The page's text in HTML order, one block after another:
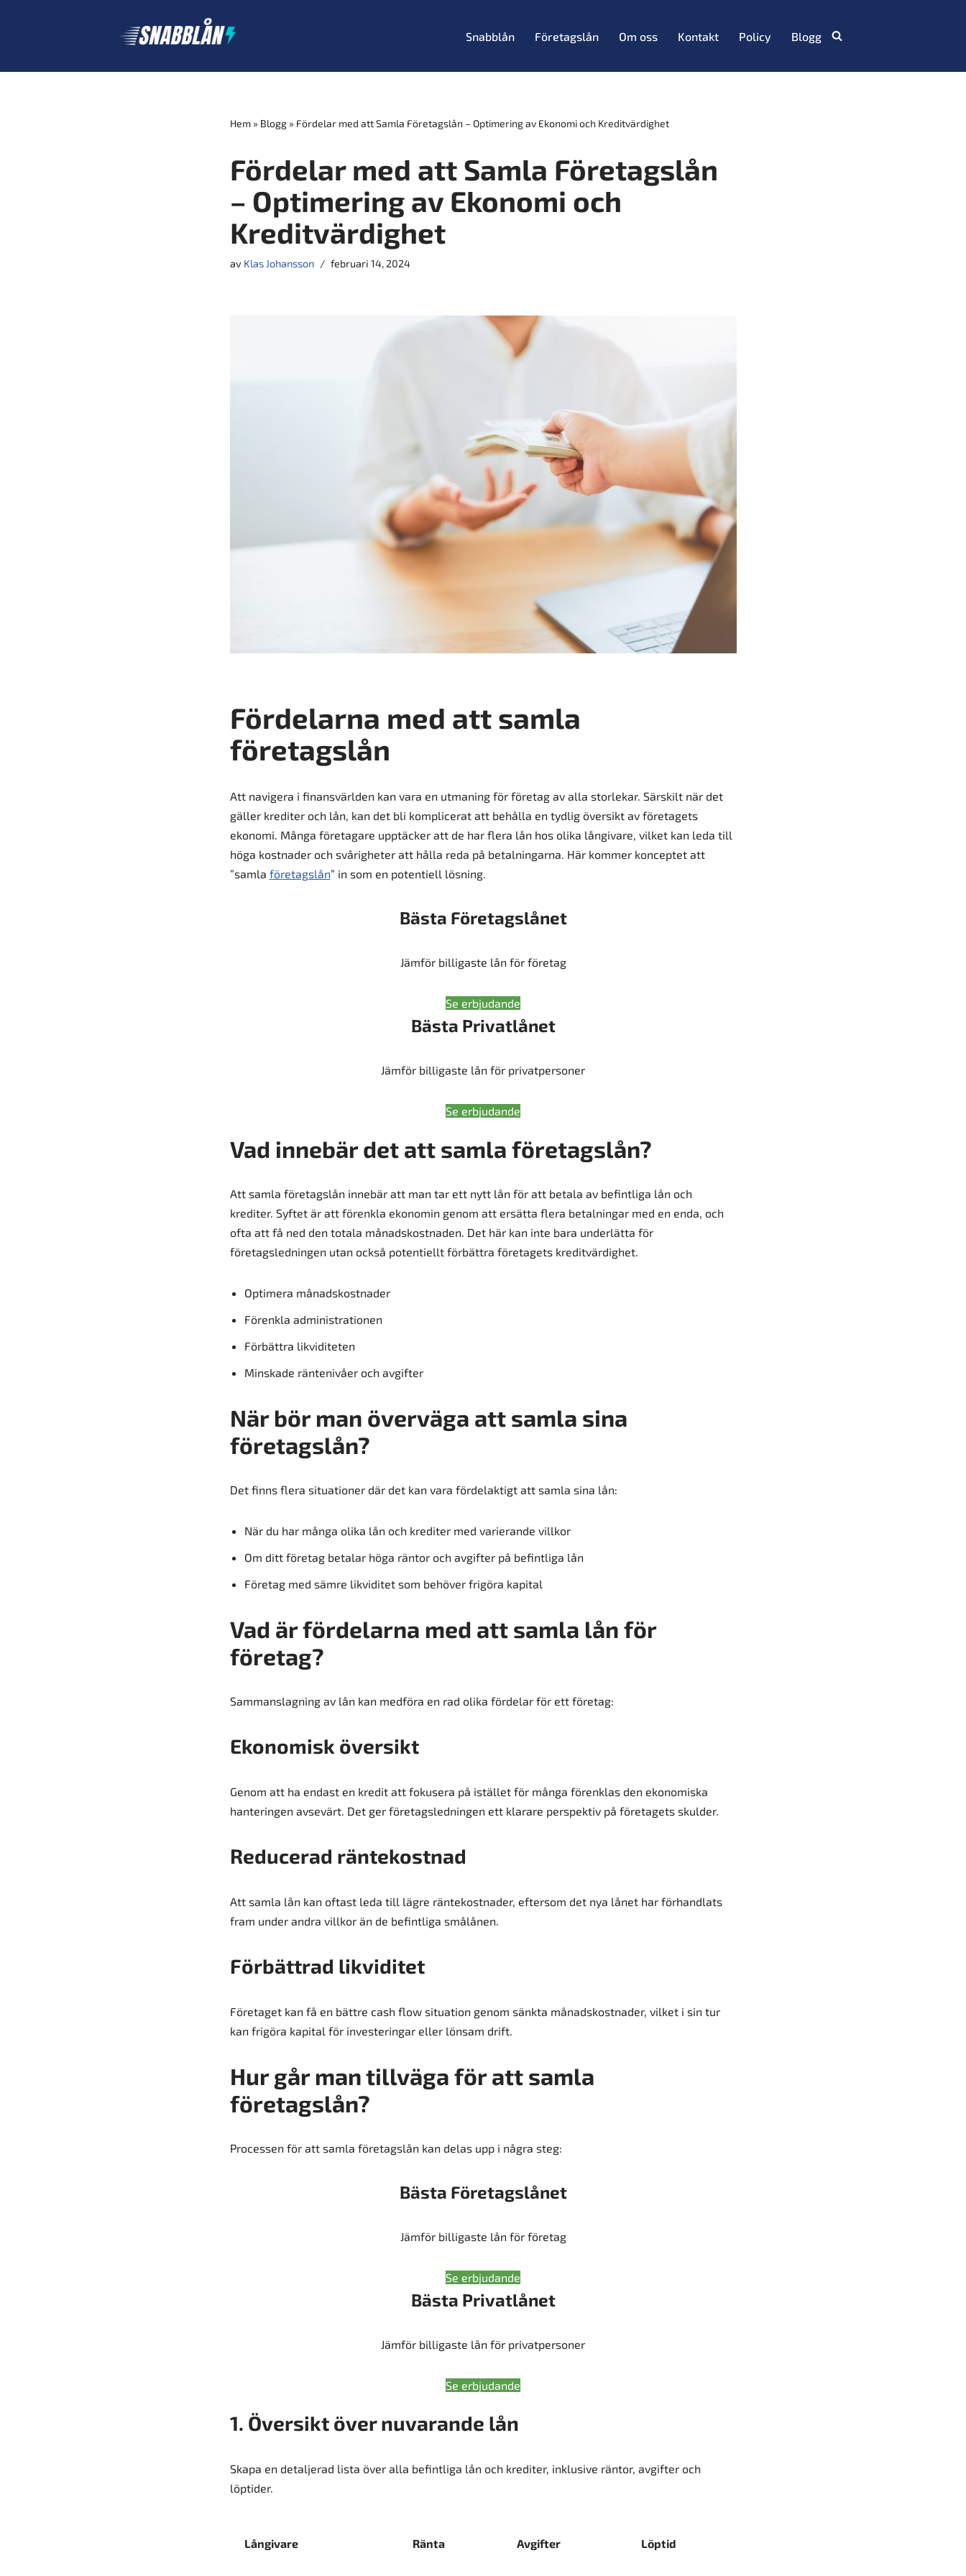
Snabblån Företagslån Om oss Kontakt Policy Blogg
Hem» Blogg» Fördelar med att Samla Företagslån – Optimering av Ekonomi och Kreditvärdighet
Fördelar med att Samla Företagslån
– Optimering av Ekonomi och
Kreditvärdighet
av Klas Johansson februari 14, 2024
Fördelarna med att samla
företagslån
Att navigera i finansvärlden kan vara en utmaning för företag av alla storlekar. Särskilt när det
gäller krediter och lån, kan det bli komplicerat att behålla en tydlig översikt av företagets
ekonomi. Många företagare upptäcker att de har flera lån hos olika långivare, vilket kan leda till
höga kostnader och svårigheter att hålla reda på betalningarna. Här kommer konceptet att
”samla företagslån” in som en potentiell lösning.
Bästa Företagslånet
Jämför billigaste lån för företag
Se erbjudande
Bästa Privatlånet
Jämför billigaste lån för privatpersoner
Se erbjudande
Vad innebär det att samla företagslån?
Att samla företagslån innebär att man tar ett nytt lån för att betala av befintliga lån och
krediter. Syftet är att förenkla ekonomin genom att ersätta flera betalningar med en enda, och
ofta att få ned den totala månadskostnaden. Det här kan inte bara underlätta för
företagsledningen utan också potentiellt förbättra företagets kreditvärdighet.
Optimera månadskostnader
Förenkla administrationen
Förbättra likviditeten
Minskade räntenivåer och avgifter
När bör man överväga att samla sina
företagslån?
Det finns flera situationer där det kan vara fördelaktigt att samla sina lån:
När du har många olika lån och krediter med varierande villkor
Om ditt företag betalar höga räntor och avgifter på befintliga lån
Företag med sämre likviditet som behöver frigöra kapital
Vad är fördelarna med att samla lån för
företag?
Sammanslagning av lån kan medföra en rad olika fördelar för ett företag:
Ekonomisk översikt
Genom att ha endast en kredit att fokusera på istället för många förenklas den ekonomiska
hanteringen avsevärt. Det ger företagsledningen ett klarare perspektiv på företagets skulder.
Reducerad räntekostnad
Att samla lån kan oftast leda till lägre räntekostnader, eftersom det nya lånet har förhandlats
fram under andra villkor än de befintliga smålånen.
Förbättrad likviditet
Företaget kan få en bättre cash flow situation genom sänkta månadskostnader, vilket i sin tur
kan frigöra kapital för investeringar eller lönsam drift.
Hur går man tillväga för att samla
företagslån?
Processen för att samla företagslån kan delas upp i några steg:
Bästa Företagslånet
Jämför billigaste lån för företag
Se erbjudande
Bästa Privatlånet
Jämför billigaste lån för privatpersoner
Se erbjudande
1. Översikt över nuvarande lån
Skapa en detaljerad lista över alla befintliga lån och krediter, inklusive räntor, avgifter och
löptider.
Långivare Ränta Avgifter Löptid